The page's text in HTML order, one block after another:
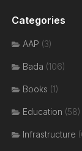
Categories
AAP (3)
Bada (106)
Books (1)
Education (58)
Infrastructure